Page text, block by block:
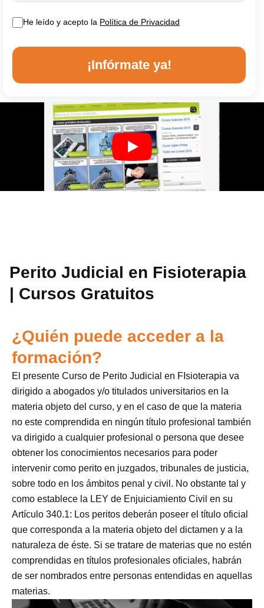
He leído y acepto la Política de Privacidad
¡Infórmate ya!
Perito Judicial en Fisioterapia
| Cursos Gratuitos
¿Quién puede acceder a la
formación?
El presente Curso de Perito Judicial en FIsioterapia va
dirigido a abogados y/o titulados universitarios en la
materia objeto del curso, y en el caso de que la materia
no este comprendida en ningún título profesional también
va dirigido a cualquier profesional o persona que desee
obtener los conocimientos necesarios para poder
intervenir como perito en juzgados, tribunales de justicia,
sobre todo en los ámbitos penal y civil. No obstante tal y
como establece la LEY de Enjuiciamiento Civil en su
Artículo 340.1: Los peritos deberán poseer el título oficial
que corresponda a la materia objeto del dictamen y a la
naturaleza de éste. Si se tratare de materias que no estén
comprendidas en títulos profesionales oficiales, habrán
de ser nombrados entre personas entendidas en aquellas
materias.